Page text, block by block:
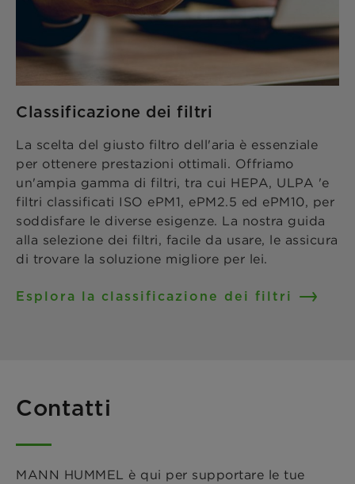
Classificazione dei filtri
La scelta del giusto filtro dell'aria è essenziale
per ottenere prestazioni ottimali. Offriamo
un'ampia gamma di filtri, tra cui HEPA, ULPA 'e
filtri classificati ISO ePM1, ePM2.5 ed ePM10, per
soddisfare le diverse esigenze. La nostra guida
alla selezione dei filtri, facile da usare, le assicura
di trovare la soluzione migliore per lei.
Esplora la classificazione dei filtri
Contatti
MANN HUMMEL è qui per supportare le tue